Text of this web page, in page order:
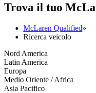
Trova il tuo Mc
McLaren Qualified»
Ricerca veicolo
Nord America
Latin America
Europa
Medio Oriente / Africa
Asia Pacifico